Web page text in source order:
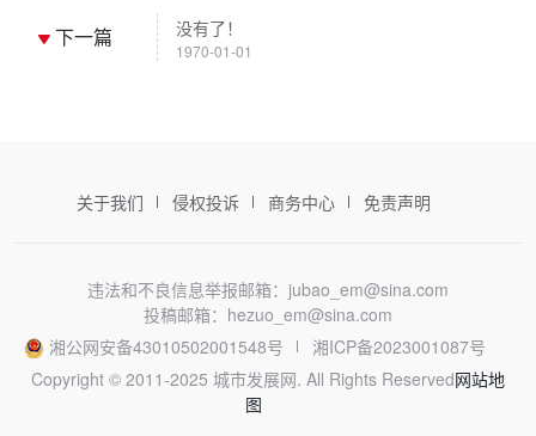
下一篇 没有了！
1970-01-01
关于我们 侵权投诉 商务中心 免责声明
违法和不良信息举报邮箱：jubao_em@sina.com
投稿邮箱：hezuo_em@sina.com
湘公网安备43010502001548号
湘ICP备2023001087号
Copyright © 2011-2025 城市发展网. All Rights Reserved网站地
图